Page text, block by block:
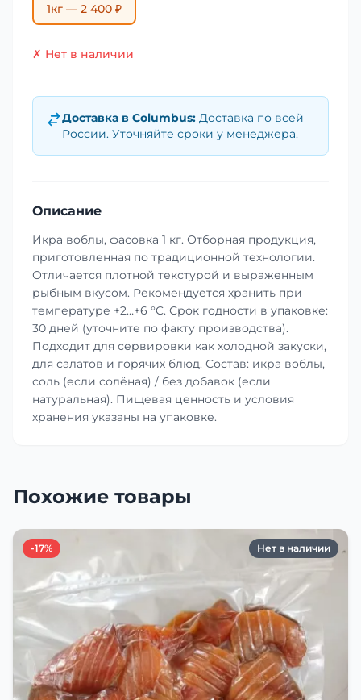
1кг — 2 400 ₽
✗ Нет в наличии
Доставка в Columbus: Доставка по всей
России. Уточняйте сроки у менеджера.
Описание
Икра воблы, фасовка 1 кг. Отборная продукция,
приготовленная по традиционной технологии.
Отличается плотной текстурой и выраженным
рыбным вкусом. Рекомендуется хранить при
температуре +2…+6 °C. Срок годности в упаковке:
30 дней (уточните по факту производства).
Подходит для сервировки как холодной закуски,
для салатов и горячих блюд. Состав: икра воблы,
соль (если солёная) / без добавок (если
натуральная). Пищевая ценность и условия
хранения указаны на упаковке.
Похожие товары
-17% Нет в наличии